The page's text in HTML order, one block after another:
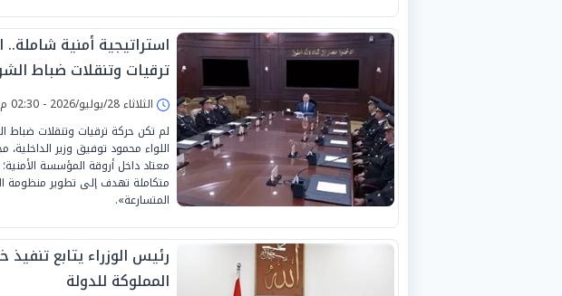
استراتيجية أمنية
ترقيات وتنقلات ضباط
الثلاثاء 28/يوليو/2026 - 02:30 م
اللواء محمود توفيق وزير
معتاد داخل أروقة المؤسسة
متكاملة تهدف إلى تطوير منظومة
المتسارعة».
رئيس الوزراء يتابع
المملوكة للدولة